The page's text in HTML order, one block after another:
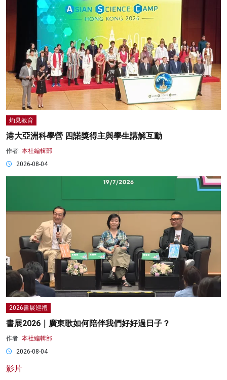
灼見教育
港大亞洲科學營 四諾獎得主與學生講解互動
作者: 本社編輯部
2026-08-04
2026書展巡禮
書展2026｜廣東歌如何陪伴我們好好過日子？
作者: 本社編輯部
2026-08-04
影片